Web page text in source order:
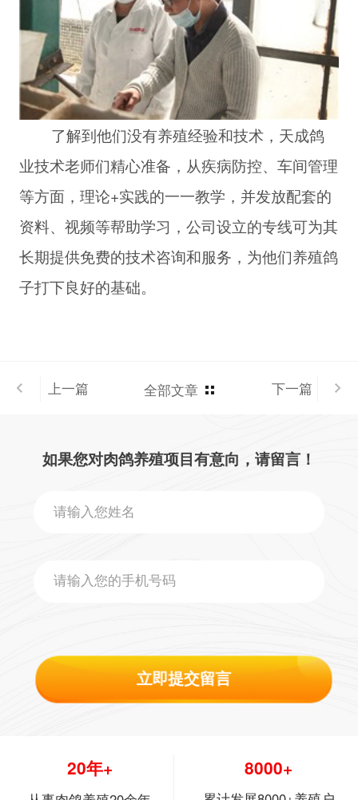
了解到他们没有养殖经验和技术，天成鸽
业技术老师们精心准备，从疾病防控、车间管理
等方面，理论+实践的一一教学，并发放配套的
资料、视频等帮助学习，公司设立的专线可为其
长期提供免费的技术咨询和服务，为他们养殖鸽
子打下良好的基础。
上一篇 全部文章 下一篇
如果您对肉鸽养殖项目有意向，请留言！
立即提交留言
20年+ 8000+